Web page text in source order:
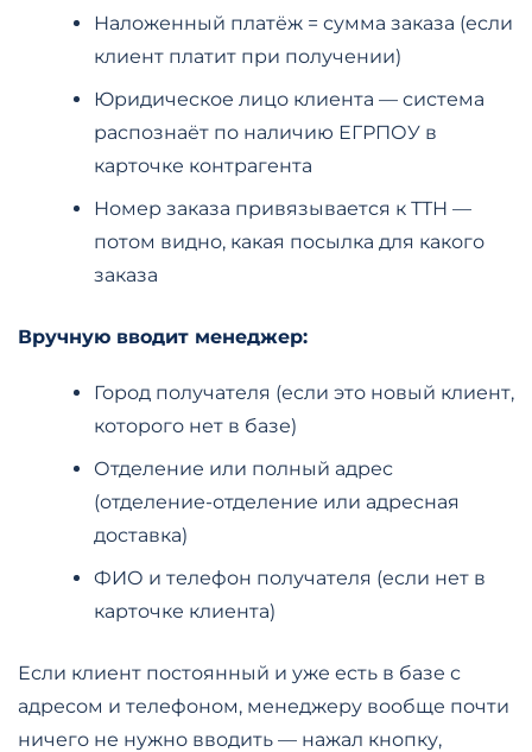
Наложенный платёж = сумма заказа (если
клиент платит при получении)
Юридическое лицо клиента — система
распознаёт по наличию ЕГРПОУ в
карточке контрагента
Номер заказа привязывается к ТТН —
потом видно, какая посылка для какого
заказа
Вручную вводит менеджер:
Город получателя (если это новый клиент,
которого нет в базе)
Отделение или полный адрес
(отделение-отделение или адресная
доставка)
ФИО и телефон получателя (если нет в
карточке клиента)
Если клиент постоянный и уже есть в базе с
адресом и телефоном, менеджеру вообще почти
ничего не нужно вводить — нажал кнопку,